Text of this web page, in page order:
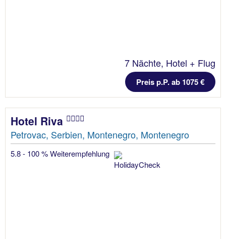
7 Nächte, Hotel + Flug
Preis p.P. ab 1075 €
Hotel Riva
Petrovac, Serbien, Montenegro, Montenegro
5.8 - 100 % Weiterempfehlung